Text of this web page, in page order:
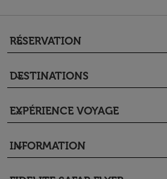
RÉSERVATION
keyboard_arrow_down
DESTINATIONS
keyboard_arrow_down
EXPÉRIENCE VOYAGE
keyboard_arrow_down
INFORMATION
keyboard_arrow_down